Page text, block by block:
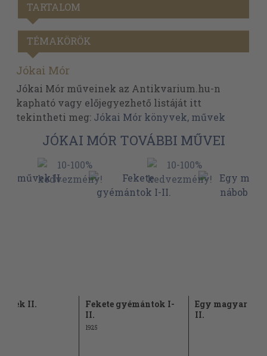
TARTALOM
TÉMAKÖRÖK
Jókai Mór
Jókai Mór műveinek az Antikvarium.hu-n
kapható vagy előjegyezhető listáját itt
tekintheti meg: Jókai Mór könyvek, művek
JÓKAI MÓR TOVÁBBI MŰVEI
II.
Fekete gyémántok I-
II.
1925
Egy magyar
II.